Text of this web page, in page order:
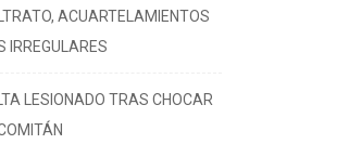
ACUARTELAMIENTOS
IRREGULARES
LESIONADO TRAS CHOCAR